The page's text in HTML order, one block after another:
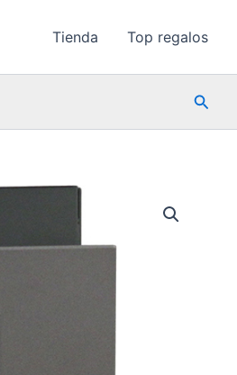
Tienda Top regalos
Buscar